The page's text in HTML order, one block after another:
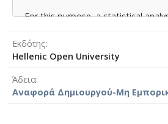
την περίοδο μελέτης, 2000-2023.
Για τον ορισμό ενός επεισοδίου
χρησιμοποιήθηκε ο ορισμός του
τον οποίο ως επεισόδιο καύσωνα
περίοδος διάρκειας άνω των
For this purpose, a statistical
(Tmax, Tmean, and Tmin) was
period 1970-2023 in the wider area
urban Surface-Upper Air
Hellenic National Meteorological
Εκδότης
Hellenic Open University
Άδεια
Αναφορά Δημιουργού-Μη